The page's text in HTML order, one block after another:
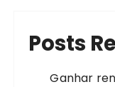
Posts
Ganhar